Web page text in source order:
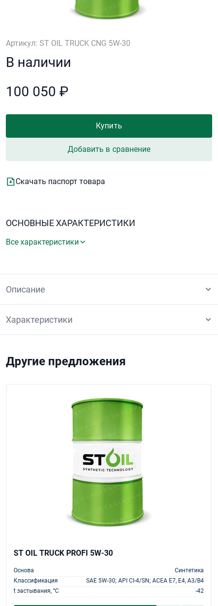
Артикул: ST OIL TRUCK CNG 5W-30
В наличии
100 050 ₽
Купить
Добавить в сравнение
Скачать паспорт товара
ОСНОВНЫЕ ХАРАКТЕРИСТИКИ
Все характеристики
Описание
Характеристики
Другие предложения
ST OIL TRUCK PROFI 5W-30
Основа
Синтетика
Классификация
SAE 5W-30; API CI-4/SN; ACEA E7, E4, A3/B4
t застывания, °С
-42